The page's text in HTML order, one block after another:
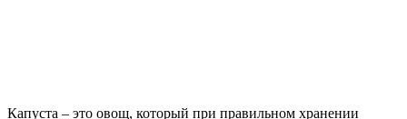
Капуста – это овощ, который при правильном хранении